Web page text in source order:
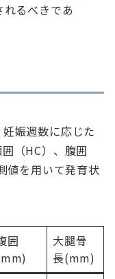
るべきであ
娠週数に応じた
（HC）、腹囲
値を用いて発育状
囲
大腿骨
長(mm)